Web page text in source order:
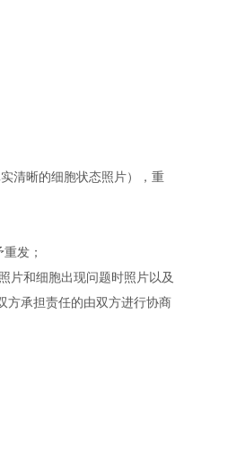
清晰的细胞状态照片），重
发；
片和细胞出现问题时照片以及
方承担责任的由双方进行协商